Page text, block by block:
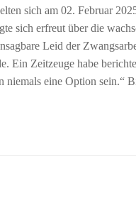
sich am 02. Februar
sich erfreut über die
Leid der
Ein Zeitzeuge habe
niemals eine Option sein.“